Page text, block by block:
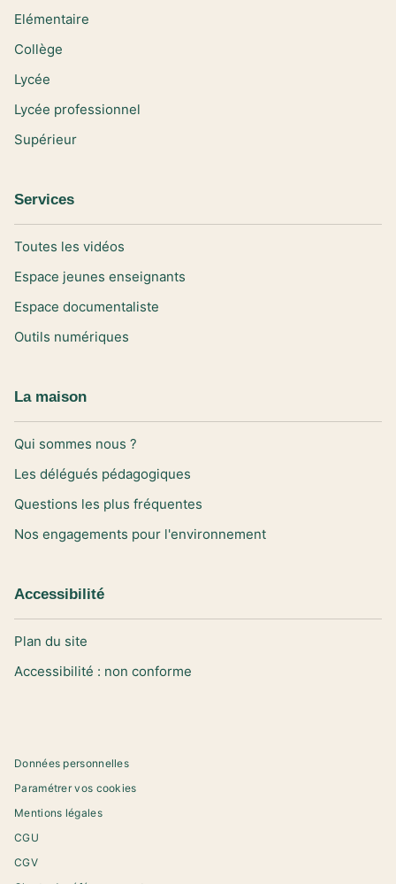
Elémentaire
Collège
Lycée
Lycée professionnel
Supérieur
Services
Toutes les vidéos
Espace jeunes enseignants
Espace documentaliste
Outils numériques
La maison
Qui sommes nous ?
Les délégués pédagogiques
Questions les plus fréquentes
Nos engagements pour l'environnement
Accessibilité
Plan du site
Accessibilité : non conforme
Données personnelles
Paramétrer vos cookies
Mentions légales
CGU
CGV